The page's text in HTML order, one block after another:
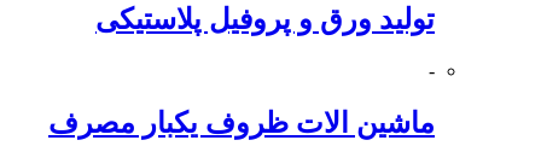
تولید ورق و پروفیل پلاستیکی
-
ماشین الات ظروف یکبار مصرف